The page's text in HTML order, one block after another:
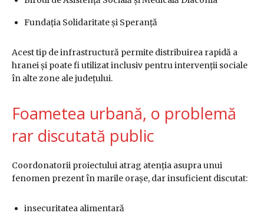
Fundația Solidaritate și Speranță
Acest tip de infrastructură permite distribuirea rapidă a
hranei și poate fi utilizat inclusiv pentru intervenții sociale
în alte zone ale județului.
Foametea urbană, o problemă
rar discutată public
Coordonatorii proiectului atrag atenția asupra unui
fenomen prezent în marile orașe, dar insuficient discutat:
insecuritatea alimentară